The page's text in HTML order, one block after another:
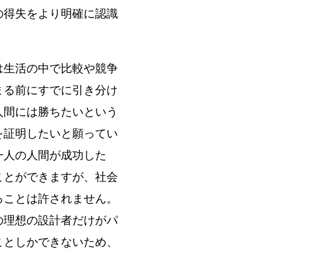
失をより明確に認識
活の中で比較や競争
前にすでに引き分け
には勝ちたいという
明したいと願ってい
の人間が成功した
ができますが、社会
とは許されません。
想の設計者だけがパ
しかできないため、